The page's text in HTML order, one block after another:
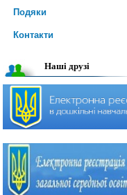
Подяки
Контакти
Наші друзі